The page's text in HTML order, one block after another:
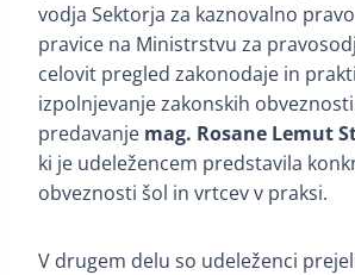
vodja Sektorja za kaznovalno
pravice na Ministrstvu za
celovit pregled zakonodaje in
izpolnjevanje zakonskih
predavanje mag. Rosane Lemut
ki je udeležencem predstavila
obveznosti šol in vrtcev v praksi.
V drugem delu so udeleženci